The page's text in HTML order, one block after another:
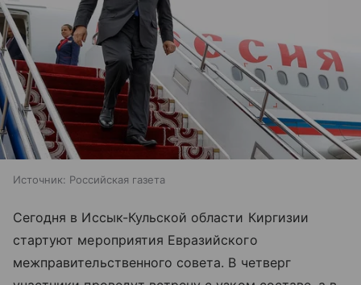
Источник: Российская газета
Сегодня в Иссык-Кульской области Киргизии
стартуют мероприятия Евразийского
межправительственного совета. В четверг